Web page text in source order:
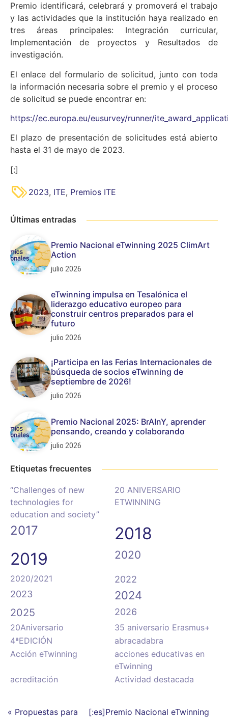
Premio identificará, celebrará y promoverá el trabajo
y las actividades que la institución haya realizado en
tres áreas principales: Integración curricular,
Implementación de proyectos y Resultados de
investigación.
El enlace del formulario de solicitud, junto con toda
la información necesaria sobre el premio y el proceso
de solicitud se puede encontrar en:
https://ec.europa.eu/eusurvey/runner/
El plazo de presentación de solicitudes está abierto
hasta el 31 de mayo de 2023.
[:]
2023, ITE, Premios ITE
Últimas entradas
Premio Nacional eTwinning 2025 ClimArt
Action
julio 2026
eTwinning impulsa en Tesalónica el
liderazgo educativo europeo para
construir centros preparados para el
futuro
julio 2026
¡Participa en las Ferias Internacionales de
búsqueda de socios eTwinning de
septiembre de 2026!
julio 2026
Premio Nacional 2025: BrAInY, aprender
pensando, creando y colaborando
julio 2026
Etiquetas frecuentes
“Challenges of new
technologies for
education and society”
20 ANIVERSARIO
ETWINNING
2017
2018
2019
2020
2020/2021
2022
2023
2024
2025 2026
20Aniversario
35 aniversario Erasmus+
4ªEDICIÓN
abracadabra
Acción eTwinning
acciones educativas en
eTwinning
acreditación
Actividad destacada
« Propuestas para [:es]Premio Nacional eTwinning